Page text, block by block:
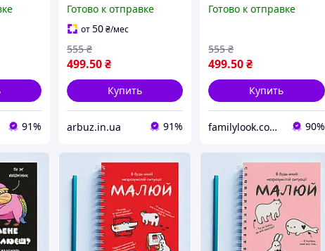
91%
Давай мечтать
(фиолетовый)»
Готово к отправке
от50₴/мес
499.50₴
555 ₴
Купить
arbuz.in.ua 91%
Готово к отправке
499.50₴
555 ₴
Купить
familylook.com.ua 90%